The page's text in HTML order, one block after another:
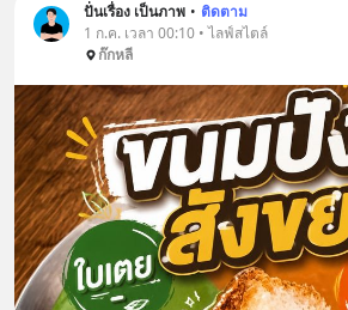
ปั่นเรื่อง เป็นภาพ • ติดตาม
1 ก.ค. เวลา 00:10 • ไลฟ์สไตล์
ก๊กหลี